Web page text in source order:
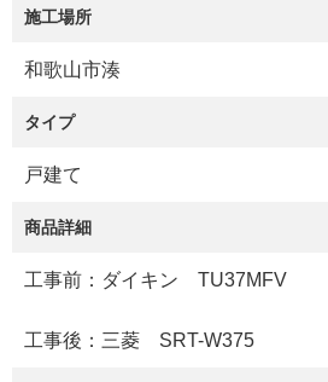
施工場所
和歌山市湊
タイプ
戸建て
商品詳細
工事前：ダイキン TU37MFV
工事後：三菱 SRT-W375